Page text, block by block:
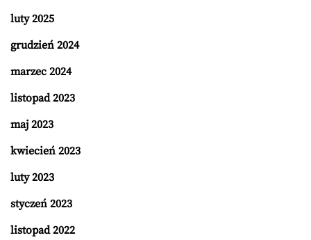
luty 2025
grudzień 2024
marzec 2024
listopad 2023
maj 2023
kwiecień 2023
luty 2023
styczeń 2023
listopad 2022